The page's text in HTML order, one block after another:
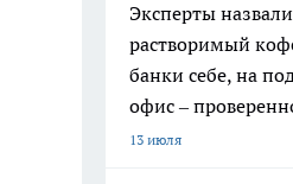
Эксперты
растворимый
банки себе, на
офис –
13 июля